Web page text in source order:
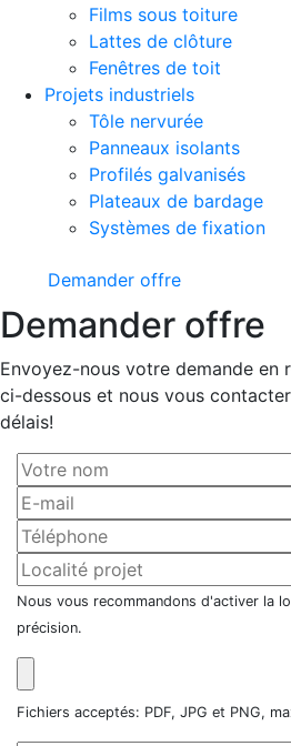
Films sous toiture
Lattes de clôture
Fenêtres de toit
Projets industriels
Tôle nervurée
Panneaux isolants
Profilés galvanisés
Plateaux de bardage
Systèmes de fixation
Demander offre
Demander offre
Envoyez-nous votre demande en
ci-dessous et nous vous
délais!
Nous vous recommandons d'activer la
précision.
Fichiers acceptés: PDF, JPG et PNG,